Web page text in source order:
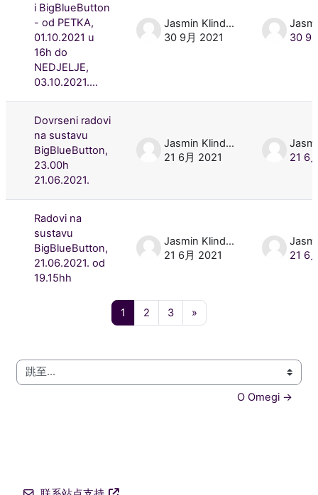
i BigBlueButton
- od PETKA,
01.10.2021 u
16h do
NEDJELJE,
03.10.2021....
Jasmin Klindžić
30 9月 2021
30 9
Dovrseni radovi
na sustavu
BigBlueButton,
23.00h
21.06.2021.
Jasmin Klindžić
21 6月 2021
21 6
Radovi na
sustavu
BigBlueButton,
21.06.2021. od
19.15hh
Jasmin Klindžić
21 6月 2021
21 6
1 2 页 23页 3»
跳至...
O Omegi →